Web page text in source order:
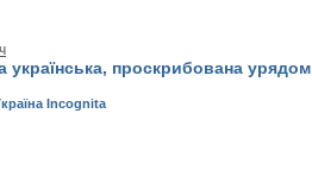
українська, проскрибована урядом
Incognita